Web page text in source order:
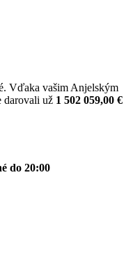
Vďaka vašim Anjelským
darovali už 1 502 059,00 €
do 20:00